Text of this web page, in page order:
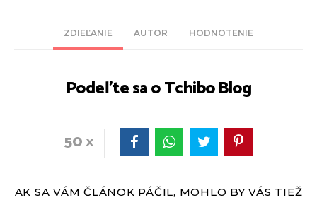
ZDIEĽANIE AUTOR HODNOTENIE
Podeľte sa o Tchibo Blog
50
AK SA VÁM ČLÁNOK PÁČIL, MOHLO BY VÁS TIEŽ